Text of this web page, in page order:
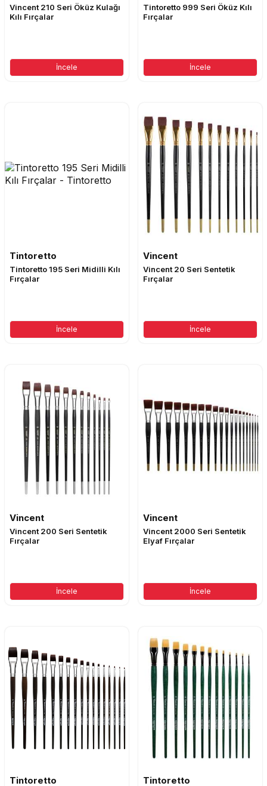
Vincent 210 Seri Öküz Kulağı
Kılı Fırçalar
İncele
Tintoretto 999 Seri Öküz Kılı
Fırçalar
İncele
Tintoretto
Tintoretto 195 Seri Midilli Kılı
Fırçalar
İncele
Vincent
Vincent 20 Seri Sentetik
Fırçalar
İncele
Vincent
Vincent 200 Seri Sentetik
Fırçalar
İncele
Vincent
Vincent 2000 Seri Sentetik
Elyaf Fırçalar
İncele
Tintoretto Tintoretto